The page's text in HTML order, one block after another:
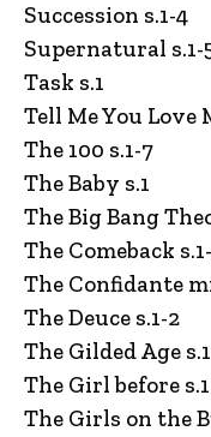
Succession s.1-4
Supernatural s.1-
Task s.1
Tell Me You Love
The 100 s.1-7
The Baby s.1
The Big Bang
The Comeback
The Confidante
The Deuce s.1-2
The Gilded Age
The Girl before s.1
The Girls on the